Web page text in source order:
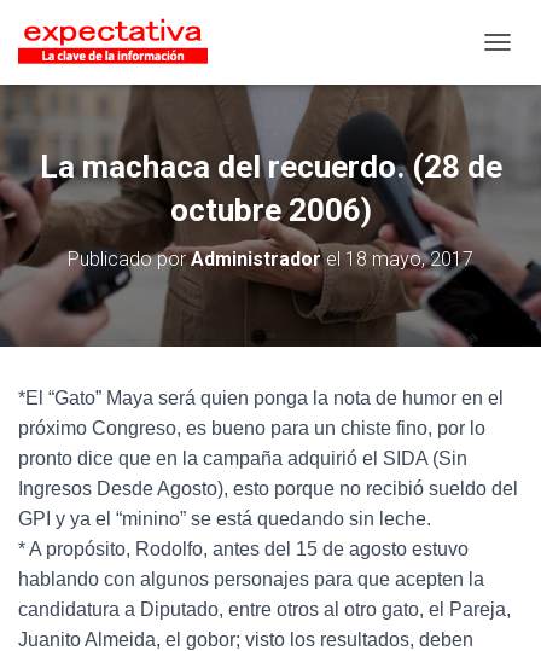
La machaca del recuerdo. (28 de
octubre 2006)
Publicado porAdministradorel 18 mayo, 2017
*El “Gato” Maya será quien ponga la nota de humor en el
próximo Congreso, es bueno para un chiste fino, por lo
pronto dice que en la campaña adquirió el SIDA (Sin
Ingresos Desde Agosto), esto porque no recibió sueldo del
GPI y ya el “minino” se está quedando sin leche.
* A propósito, Rodolfo, antes del 15 de agosto estuvo
hablando con algunos personajes para que acepten la
candidatura a Diputado, entre otros al otro gato, el Pareja,
Juanito Almeida, el gobor; visto los resultados, deben